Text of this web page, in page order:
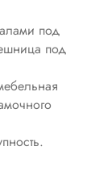
под
под